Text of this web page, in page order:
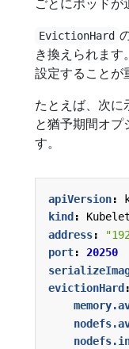
EvictionHard
き換えられま
設定することが
たとえば、次に
と猶予期間オプ
す。
apiVersion:
kind :
address:
port:
20250
evictionHard :